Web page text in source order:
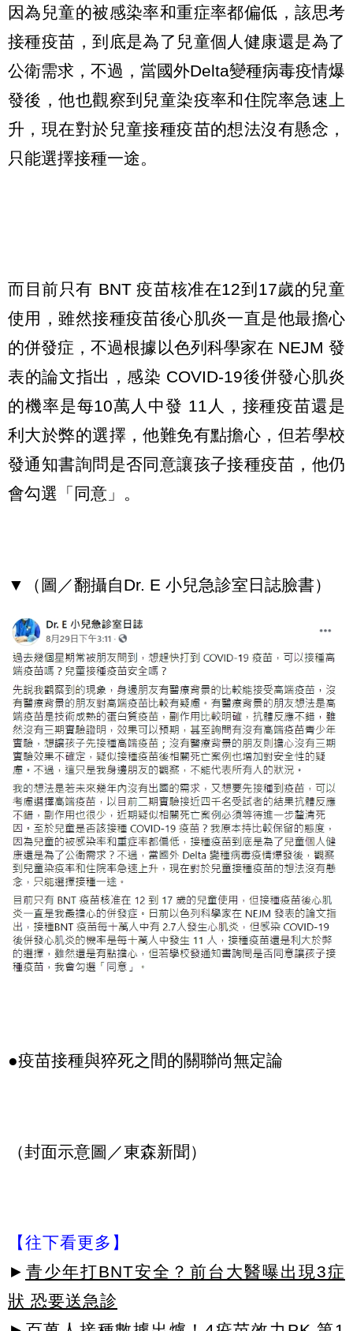
因為兒童的被感染率和重症率都偏低，該思考
接種疫苗，到底是為了兒童個人健康還是為了
公衛需求，不過，當國外Delta變種病毒疫情爆
發後，他也觀察到兒童染疫率和住院率急速上
升，現在對於兒童接種疫苗的想法沒有懸念，
只能選擇接種一途。
而目前只有 BNT 疫苗核准在12到17歲的兒童
使用，雖然接種疫苗後心肌炎一直是他最擔心
的併發症，不過根據以色列科學家在 NEJM 發
表的論文指出，感染 COVID-19後併發心肌炎
的機率是每10萬人中發 11人，接種疫苗還是
利大於弊的選擇，他難免有點擔心，但若學校
發通知書詢問是否同意讓孩子接種疫苗，他仍
會勾選「同意」。
▼（圖／翻攝自Dr. E 小兒急診室日誌臉書）
●疫苗接種與猝死之間的關聯尚無定論
（封面示意圖／東森新聞）
【往下看更多】
► 青少年打BNT安全？前台大醫曝出現3症
狀 恐要送急診